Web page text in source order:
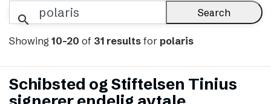
expand_more
Our brands
Contact
search
Search
Showing 10-20 of 31 results for polaris
Schibsted og Stiftelsen Tinius